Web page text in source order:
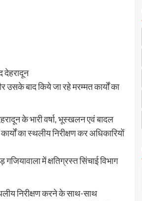
देहरादून
बाद किये जा रहे मरम्मत कार्यों का
के भारी वर्षा, भूस्खलन एवं बादल
का स्थलीय निरीक्षण कर अधिकारियों
में क्षतिग्रस्त सिंचाई विभाग
निरीक्षण करने के साथ-साथ